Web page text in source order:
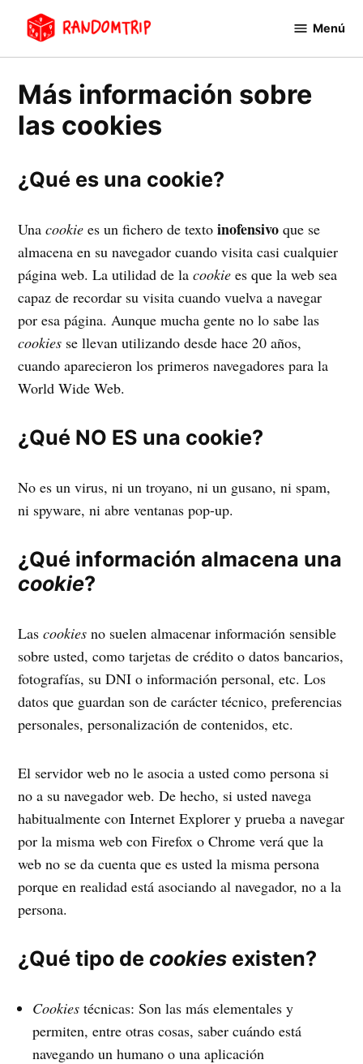
contenido
Menú
Más información sobre
las cookies
¿Qué es una cookie?
Unacookie es un fichero de textoinofensivo que se
almacena en su navegador cuando visita casi cualquier
página web. La utilidad de lacookie es que la web sea
capaz de recordar su visita cuando vuelva a navegar
por esa página. Aunque mucha gente no lo sabe las
cookies se llevan utilizando desde hace 20 años,
cuando aparecieron los primeros navegadores para la
World Wide Web.
¿Qué NO ES una cookie?
No es un virus, ni un troyano, ni un gusano, ni spam,
ni spyware, ni abre ventanas pop-up.
¿Qué información almacena una
cookie?
Lascookies no suelen almacenar información sensible
sobre usted, como tarjetas de crédito o datos bancarios,
fotografías, su DNI o información personal, etc. Los
datos que guardan son de carácter técnico, preferencias
personales, personalización de contenidos, etc.
El servidor web no le asocia a usted como persona si
no a su navegador web. De hecho, si usted navega
habitualmente con Internet Explorer y prueba a navegar
por la misma web con Firefox o Chrome verá que la
web no se da cuenta que es usted la misma persona
porque en realidad está asociando al navegador, no a la
persona.
¿Qué tipo decookies existen?
Cookies técnicas: Son las más elementales y
permiten, entre otras cosas, saber cuándo está
navegando un humano o una aplicación